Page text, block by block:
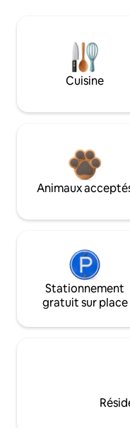
Cuisine
Animaux
Stationnement
gratuit sur place